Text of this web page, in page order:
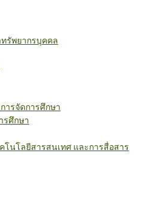
รัพยากรบุคคล
ารจัดการศึกษา
รศึกษา
โนโลยีสารสนเทศ และการสื่อสาร